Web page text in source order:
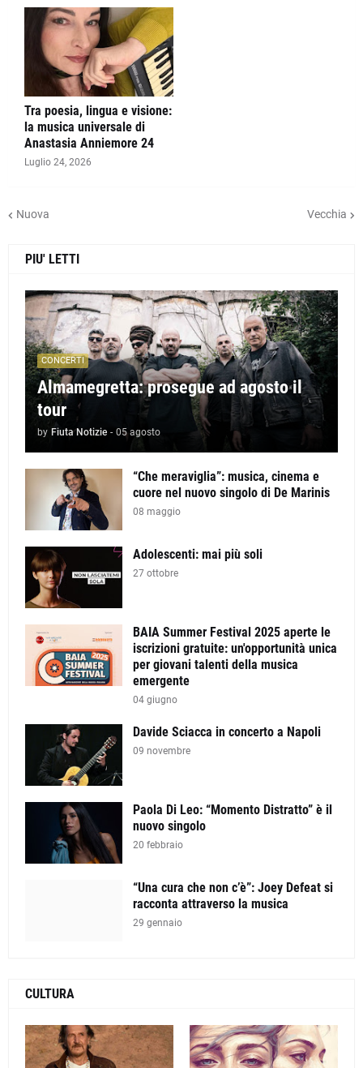
Tra poesia, lingua e visione:
la musica universale di
Anastasia Anniemore 24
Luglio 24, 2026
Nuova Vecchia
PIU' LETTI
CONCERTI
Almamegretta: prosegue ad agosto il
tour
by Fiuta Notizie - 05 agosto
“Che meraviglia”: musica, cinema e
cuore nel nuovo singolo di De Marinis
08 maggio
Adolescenti: mai più soli
27 ottobre
BAIA Summer Festival 2025 aperte le
iscrizioni gratuite: un'opportunità unica
per giovani talenti della musica
emergente
04 giugno
Davide Sciacca in concerto a Napoli
09 novembre
Paola Di Leo: “Momento Distratto” è il
nuovo singolo
20 febbraio
“Una cura che non c’è”: Joey Defeat si
racconta attraverso la musica
29 gennaio
CULTURA